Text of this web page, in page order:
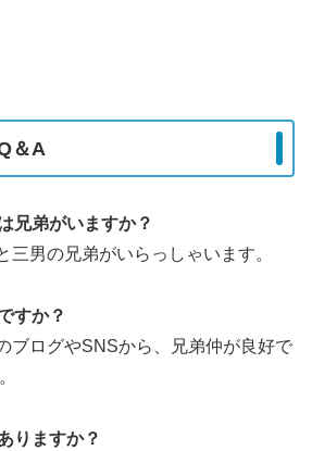
＆A
兄弟がいますか？
三男の兄弟がいらっしゃいます。
すか？
ブログやSNSから、兄弟仲が良好で
りますか？